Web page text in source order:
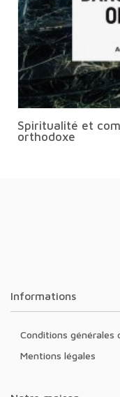
Spiritualité et
orthodoxe
Informations
Conditions
Mentions légales